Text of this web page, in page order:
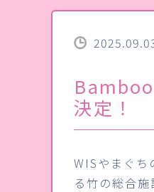
決定！
WISやまぐち
る竹の総合